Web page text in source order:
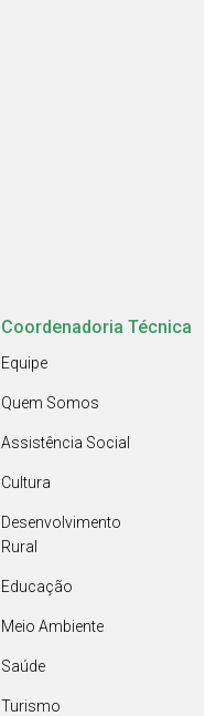
Coordenadoria Técnica
Equipe
Quem Somos
Assistência Social
Cultura
Desenvolvimento
Rural
Educação
Meio Ambiente
Saúde
Turismo